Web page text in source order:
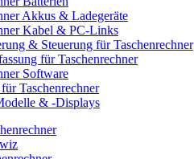
Akkus & Ladegeräte
Kabel & PC-Links
& Steuerung für Taschenrechner
für Taschenrechner
Software
Taschenrechner
& -Displays